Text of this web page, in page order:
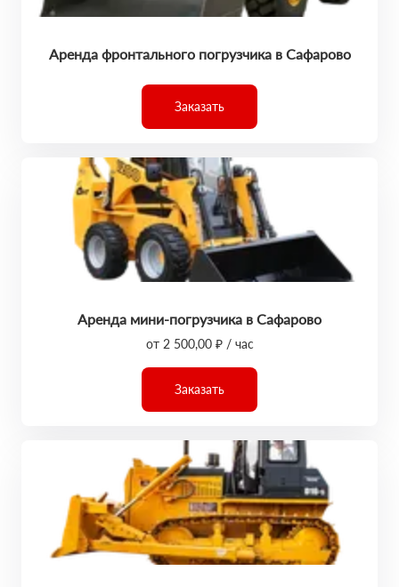
Аренда фронтального погрузчика в Сафарово
Заказать
Аренда мини-погрузчика в Сафарово
от 2 500,00 ₽ / час
Заказать